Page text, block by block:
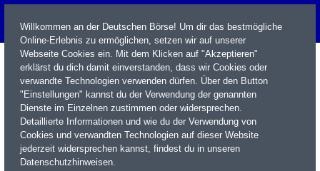
Name / WKN / ISIN / Kürzel
Willkommen an der Deutschen Börse! Um dir das bestmögliche
Online-Erlebnis zu ermöglichen, setzen wir auf unserer
Webseite Cookies ein. Mit dem Klicken auf "Akzeptieren"
erklärst du dich damit einverstanden, dass wir Cookies oder
verwandte Technologien verwenden dürfen. Über den Button
"Einstellungen" kannst du der Verwendung der genannten
Dienste im Einzelnen zustimmen oder widersprechen.
Detaillierte Informationen und wie du der Verwendung von
Cookies und verwandten Technologien auf dieser Website
jederzeit widersprechen kannst, findest du in unseren
Datenschutzhinweisen.